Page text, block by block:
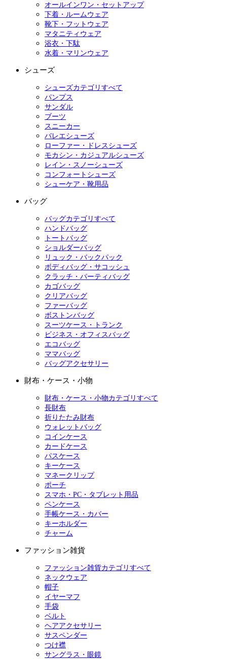
オールインワン・セットアップ
下着・ルームウェア
靴下・フットウェア
マタニティウェア
浴衣・下駄
水着・マリンウェア
シューズ
シューズカテゴリすべて
パンプス
サンダル
ブーツ
スニーカー
バレエシューズ
ローファー・ドレスシューズ
モカシン・カジュアルシューズ
レイン・スノーシューズ
コンフォートシューズ
シューケア・靴用品
バッグ
バッグカテゴリすべて
ハンドバッグ
トートバッグ
ショルダーバッグ
リュック・バックパック
ボディバッグ・サコッシュ
クラッチ・パーティバッグ
カゴバッグ
クリアバッグ
ファーバッグ
ボストンバッグ
スーツケース・トランク
ビジネス・オフィスバッグ
エコバッグ
ママバッグ
バッグアクセサリー
財布・ケース・小物
財布・ケース・小物カテゴリすべて
長財布
折りたたみ財布
ウォレットバッグ
コインケース
カードケース
パスケース
キーケース
マネークリップ
ポーチ
スマホ・PC・タブレット用品
ペンケース
手帳ケース・カバー
キーホルダー
チャーム
ファッション雑貨
ファッション雑貨カテゴリすべて
ネックウェア
帽子
イヤーマフ
手袋
ベルト
ヘアアクセサリー
サスペンダー
つけ襟
サングラス・眼鏡